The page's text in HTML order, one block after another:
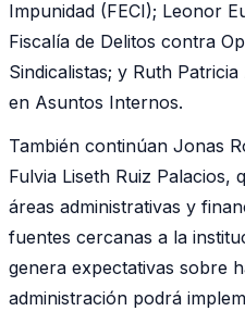
Impunidad (FECI); Leonor
Fiscalía de Delitos contra
Sindicalistas; y Ruth
en Asuntos Internos.
También continúan Jonas
Fulvia Liseth Ruiz Palacios,
áreas administrativas y
fuentes cercanas a la
genera expectativas sobre
administración podrá